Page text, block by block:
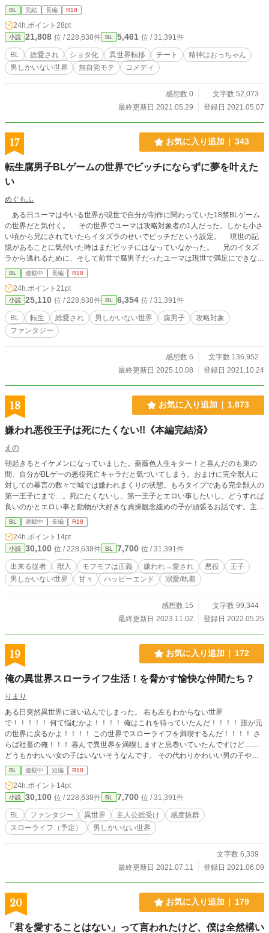
BL 完結 長編 R18
24h.ポイント 28pt
小説 21,808 位 / 228,638件 BL 5,461 位 / 31,391件
BL 総愛され ショタ化 異世界転移 チート
精神はおっちゃん
男しかいない世界
無自覚モテ コメディ
感想数 0
文字数 52,073
最終更新日 2021.05.29
登録日 2021.05.07
17 お気に入り追加 343
転生腐男子BLゲームの世界でビッチにならずに夢を叶えた
い
めぐもふ
ある日ユーマは今いる世界が現世で自分が制作に関わっていた18禁BLゲーム
の世界だと気付く。 その世界でユーマは攻略対象者の1人だった。しかも小さ
い頃から兄にされていたらイタズラのせいでビッチだという設定。 現世の記
憶があることに気付いた時はまだビッチにはなっていなかった。 兄のイタズ
ラから逃れるために、そして前世で腐男子だったユーマは現世で満足にできなか
った腐活動をするためにゲームの舞台である学園に入学することを決意する。
その学園でゲームの登場人物達を観察して1人腐活動する予定が予想外に周り
に愛される。
BL 連載中 長編 R18
24h.ポイント 21pt
小説 25,110 位 / 228,638件 BL 6,354 位 / 31,391件
BL 転生 総愛され 男しかいない世界 腐男子
攻略対象
ファンタジー
感想数 6
文字数 136,952
最終更新日 2025.10.08
登録日 2021.10.24
18 お気に入り追加 1,873
嫌われ悪役王子は死にたくない!!《本編完結済》
えの
朝起きるとイケメンになっていました。薔薇色人生キター！と喜んだのも束の
間、自分がBLゲーの悪役死亡キャラだと気づいてしまう。おまけに完全獣人に
対しての暴言の数々で城では嫌われまくりの状態。もろタイプである完全獣人の
第一王子にまで…。死にたくないし、第一王子とエロい事したいし、どうすれば
良いのかとエロい事と動物が大好きな貞操観念緩めの子が頑張るお話です。主人
公は人間です。第一王子×第二王子
BL 連載中 長編 R18
24h.ポイント 14pt
小説 30,100 位 / 228,638件 BL 7,700 位 / 31,391件
出来る従者 獣人 モフモフは正義 嫌われ→愛され 悪役
王子
男しかいない世界
甘々 ハッピーエンド 溺愛/執着
感想数 15
文字数 99,344
最終更新日 2023.11.02
登録日 2022.05.25
19 お気に入り追加 172
俺の異世界スローライフ生活！を脅かす愉快な仲間たち？
りまり
ある日突然異世界に迷い込んでしまった。 右も左もわからない世界
で！！！！！ 何て悩むかよ！！！！ 俺はこれを待っていたんだ！！！！ 誰が元
の世界に戻るかよ！！！！ この世界でスローライフを満喫するんだ！！！！ さ
らば社畜の俺！！！ 喜んで異世界を満喫しますと息巻いていたんですけど……
どうもかわいい女の子はいないそうなんです。 その代わりかわいい男の子や綺
麗な男の子がいてウハウハなんてやるか！！！！！ 俺は女の子好きなん
だ！！！！！ そんな俺の気持ちなんて露知らず、きれいな男の子やかわいい男
の子はたまたワイルドな男の人まで俺のスローライフを邪魔してくるんです。
俺のスローライフを邪魔するな！！！！！
BL 連載中 短編 R18
24h.ポイント 14pt
小説 30,100 位 / 228,638件 BL 7,700 位 / 31,391件
BL ファンタジー 異世界 主人公総受け
感度抜群
スローライフ（予定）
男しかいない世界
文字数 6,339
最終更新日 2021.07.11
登録日 2021.06.09
20 お気に入り追加 179
「君を愛することはない」って言われたけど、僕は全然構い